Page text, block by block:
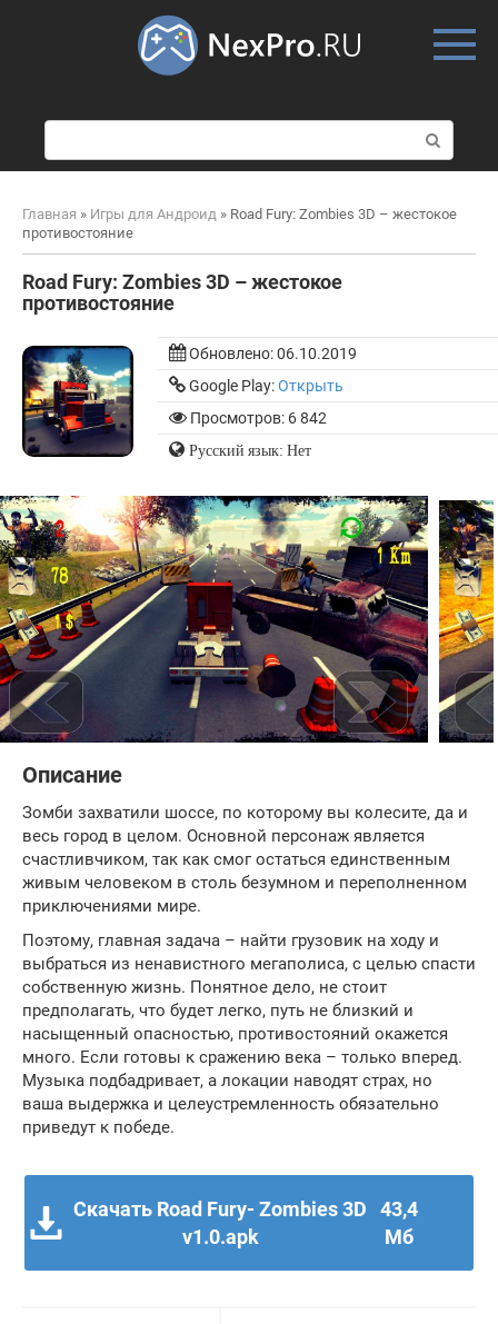
о
и
к
Главная » Игры для Андроид » Road Fury: Zombies 3D – жестокое
противостояние
Road Fury: Zombies 3D – жестокое
противостояние
Обновлено:06.10.2019
Google Play:Открыть
Просмотров: 6 842
Русский язык: Нет
Описание
Зомби захватили шоссе, по которому вы колесите, да и
весь город в целом. Основной персонаж является
счастливчиком, так как смог остаться единственным
живым человеком в столь безумном и переполненном
приключениями мире.
Поэтому, главная задача – найти грузовик на ходу и
выбраться из ненавистного мегаполиса, с целью спасти
собственную жизнь. Понятное дело, не стоит
предполагать, что будет легко, путь не близкий и
насыщенный опасностью, противостояний окажется
много. Если готовы к сражению века – только вперед.
Музыка подбадривает, а локации наводят страх, но
ваша выдержка и целеустремленность обязательно
приведут к победе.
Скачать Road Fury- Zombies 3D
v1.0.apk
43,4
Мб